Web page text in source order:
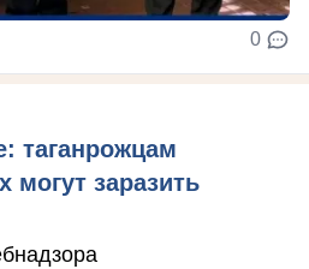
0
таганрожцам
могут заразить